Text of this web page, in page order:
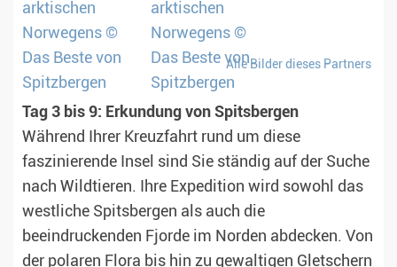
Alle Bilder dieses Partners
Tag 3 bis 9: Erkundung von Spitsbergen
Während Ihrer Kreuzfahrt rund um diese
faszinierende Insel sind Sie ständig auf der Suche
nach Wildtieren. Ihre Expedition wird sowohl das
westliche Spitsbergen als auch die
beeindruckenden Fjorde im Norden abdecken. Von
der polaren Flora bis hin zu gewaltigen Gletschern